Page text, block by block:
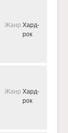
Жанр Хард-
рок
Жанр Хард-
рок